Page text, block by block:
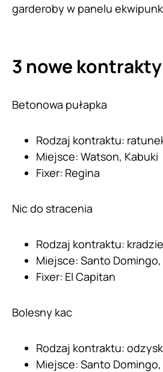
garderoby w panelu
3 nowe
Betonowa pułapka
Rodzaj kontraktu:
Miejsce: Watson, Kabuki
Fixer: Regina
Nic do stracenia
Rodzaj kontraktu:
Miejsce: Santo
Fixer: El Capitan
Bolesny kac
Rodzaj kontraktu:
Miejsce: Santo